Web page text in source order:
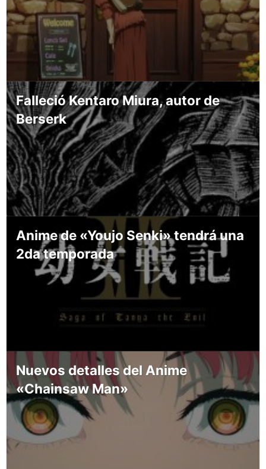
Falleció Kentaro Miura, autor de
Berserk
Anime de «Youjo Senki» tendrá una
2da temporada
Nuevos detalles del Anime
«Chainsaw Man»